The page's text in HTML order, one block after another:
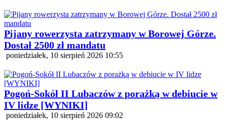
Pijany rowerzysta zatrzymany w Borowej Górze.
Dostał 2500 zł mandatu
poniedziałek, 10 sierpień 2026 10:55
Pogoń-Sokół II Lubaczów z porażką w debiucie w
IV lidze [WYNIKI]
poniedziałek, 10 sierpień 2026 09:02